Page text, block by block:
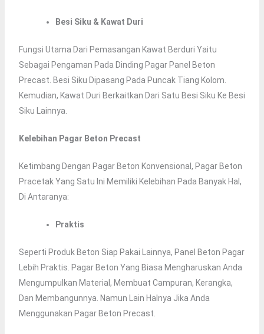
Besi Siku & Kawat Duri
Fungsi Utama Dari Pemasangan Kawat Berduri Yaitu
Sebagai Pengaman Pada Dinding Pagar Panel Beton
Precast. Besi Siku Dipasang Pada Puncak Tiang Kolom.
Kemudian, Kawat Duri Berkaitkan Dari Satu Besi Siku Ke Besi
Siku Lainnya.
Kelebihan Pagar Beton Precast
Ketimbang Dengan Pagar Beton Konvensional, Pagar Beton
Pracetak Yang Satu Ini Memiliki Kelebihan Pada Banyak Hal,
Di Antaranya:
Praktis
Seperti Produk Beton Siap Pakai Lainnya, Panel Beton Pagar
Lebih Praktis. Pagar Beton Yang Biasa Mengharuskan Anda
Mengumpulkan Material, Membuat Campuran, Kerangka,
Dan Membangunnya. Namun Lain Halnya Jika Anda
Menggunakan Pagar Beton Precast.